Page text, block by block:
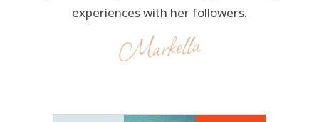
experiences with her followers.